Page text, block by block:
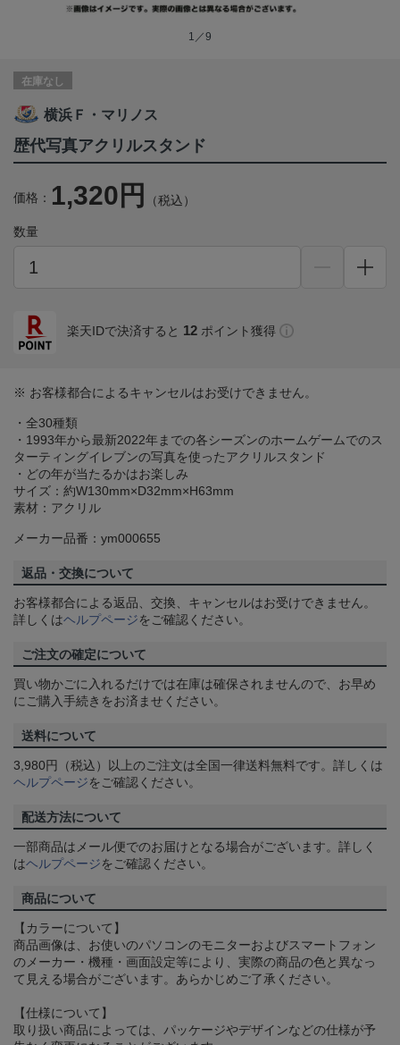
1／9
在庫なし
横浜Ｆ・マリノス
歴代写真アクリルスタンド
価格： 1,320円 （税込）
数量
楽天IDで決済すると 12 ポイント獲得
※ お客様都合によるキャンセルはお受けできません。
・全30種類
・1993年から最新2022年までの各シーズンのホームゲームでのス
ターティングイレブンの写真を使ったアクリルスタンド
・どの年が当たるかはお楽しみ
サイズ：約W130mm×D32mm×H63mm
素材：アクリル
メーカー品番：ym000655
返品・交換について
お客様都合による返品、交換、キャンセルはお受けできません。
詳しくはヘルプページをご確認ください。
ご注文の確定について
買い物かごに入れるだけでは在庫は確保されませんので、お早め
にご購入手続きをお済ませください。
送料について
3,980円（税込）以上のご注文は全国一律送料無料です。詳しくは
ヘルプページをご確認ください。
配送方法について
一部商品はメール便でのお届けとなる場合がございます。詳しく
はヘルプページをご確認ください。
商品について
【カラーについて】
商品画像は、お使いのパソコンのモニターおよびスマートフォン
のメーカー・機種・画面設定等により、実際の商品の色と異なっ
て見える場合がございます。あらかじめご了承ください。
【仕様について】
取り扱い商品によっては、パッケージやデザインなどの仕様が予